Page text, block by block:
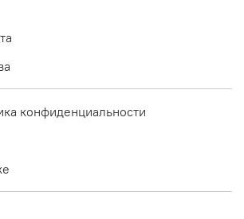
конфиденциальности